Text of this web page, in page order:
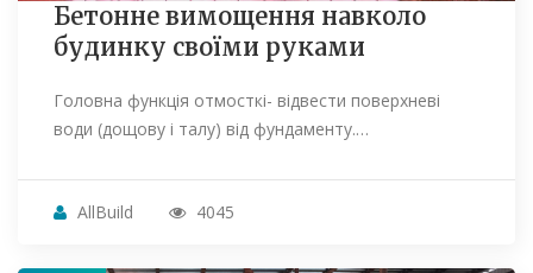
Бетонне вимощення навколо
будинку своїми руками
Головна функція отмосткі- відвести поверхневі
води (дощову і талу) від фундаменту.…
AllBuild 4045